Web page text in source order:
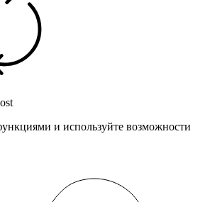
и используйте возможности